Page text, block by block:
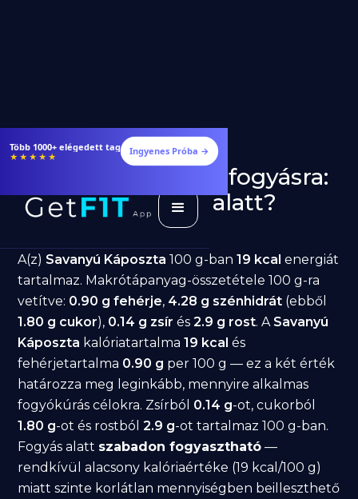
Több 1000+ elégedett tag
★★★★★ Ingyenes Próba →
Savanyú Káposzta fogyásra:
jó választás diéta alatt?
A(z) Savanyú Káposzta 100 g-ban19 kcal energiát
tartalmaz. Makrótápanyag-összetétele 100 g-ra
vetítve: 0.90 g fehérje, 4.28 g szénhidrát (ebből
1.80 g cukor), 0.14 g zsír és2.9 g rost. A Savanyú
Káposzta kalóriatartalma19 kcal és
fehérjetartalma 0.90 g per 100 g — ez a két érték
határozza meg leginkább, mennyire alkalmas
fogyókúrás célokra. Zsírból 0.14 g-ot, cukorból
1.80 g-ot és rostból2.9 g-ot tartalmaz 100 g-ban.
Fogyás alatt szabadon fogyasztható —
rendkívül alacsony kalóriaértéke (19 kcal/100 g)
miatt szinte korlátlan mennyiségben beilleszthető